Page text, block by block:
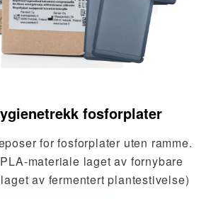
fosforplater
for fosforplater uten ramme.
materiale laget av fornybare
av fermentert plantestivelse)